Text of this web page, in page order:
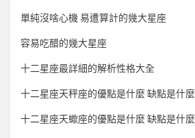
單純沒啥心機 易遭算計的幾大星座
容易吃醋的幾大星座
十二星座最詳細的解析性格大全
十二星座天秤座的優點是什麼 缺點是什麼
十二星座天蠍座的優點是什麼 缺點是什麼